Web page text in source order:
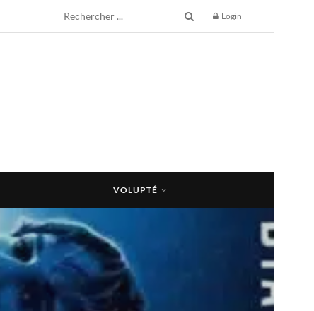
Login
VOLUPTÉ